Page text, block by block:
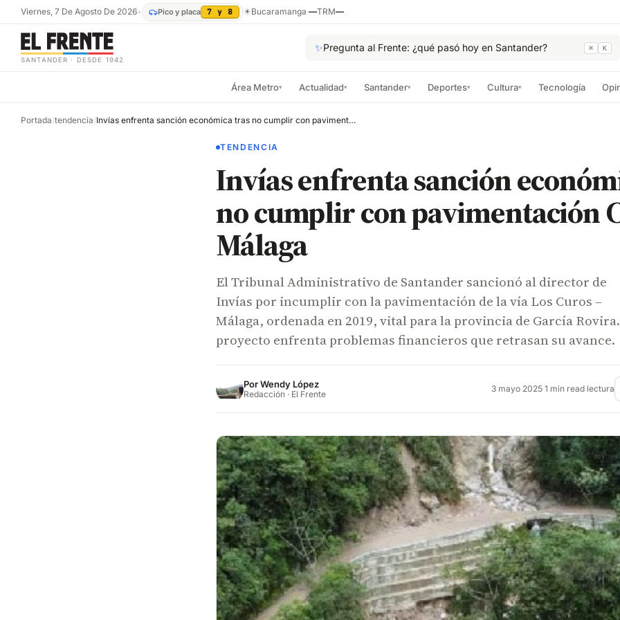
Viernes, 7 De Agosto De 2026• Pico y placa 7 y 8 ☀Bucaramanga —TRM—
SANTANDER · DESDE 1942
✨Pregunta al Frente: ¿qué pasó hoy en Santander? ⌘ K
Área Metro▾ Actualidad▾ Santander▾ Deportes▾ Cultura▾ Tecnología
Portada/tendencia/ Invías enfrenta sanción económica tras no cumplir con pavimentación Curos – Málaga
TENDENCIA
Invías enfrenta sanción
no cumplir con pavimentación
Málaga
El Tribunal Administrativo de Santander sancionó al director de
Invías por incumplir con la pavimentación de la vía Los Curos –
Málaga, ordenada en 2019, vital para la provincia de García
proyecto enfrenta problemas financieros que retrasan su avance.
PorWendy López
Redacción · El Frente 3 mayo 2025·1 min read lectura